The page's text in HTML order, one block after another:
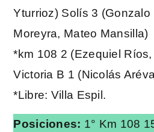
Yturrioz) Solís 3 (Gonzalo
Moreyra, Mateo Mansilla)
*km 108 2 (Ezequiel
Victoria B 1 (Nicolás
*Libre: Villa Espil.
Posiciones: 1° Km 108